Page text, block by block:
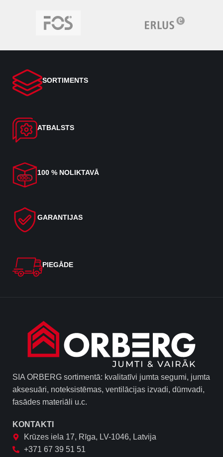
SORTIMENTS
ATBALSTS
100 % NOLIKTAVĀ
GARANTIJAS
PIEGĀDE
SIA ORBERG sortimentā: kvalitatīvi jumta segumi, jumta
aksesuāri, noteksistēmas, ventilācijas izvadi, dūmvadi,
fasādes materiāli u.c.
KONTAKTI
Krūzes iela 17, Rīga, LV-1046, Latvija
+371 67 39 51 51